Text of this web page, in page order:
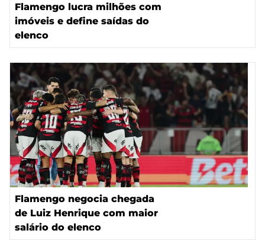
Flamengo lucra milhões com
imóveis e define saídas do
elenco
Flamengo negocia chegada
de Luiz Henrique com maior
salário do elenco